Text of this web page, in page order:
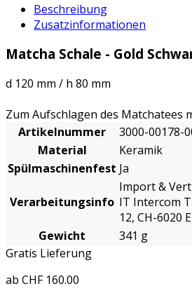
Beschreibung
Zusatzinformationen
Matcha Schale - Gold
d 120 mm / h 80 mm
Zum Aufschlagen des Matchatees
Artikelnummer
3000-00178-
Material
Keramik
Spülmaschinenfest Ja
Verarbeitungsinfo
Import &
IT Intercom
12, CH-6020
Gewicht
341 g
Gratis Lieferung
ab CHF 160.00